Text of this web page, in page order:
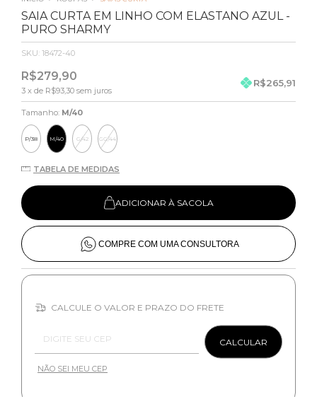
SAIA CURTA EM LINHO COM ELASTANO AZUL -
PURO SHARMY
SKU: 18472-40
R$279,90
3 x de R$93,30 sem juros
R$265,91
Tamanho: M/40
P/38 M/40 G/42 GG/44
TABELA DE MEDIDAS
ADICIONAR À SACOLA
COMPRE COM UMA CONSULTORA
CALCULE O VALOR E PRAZO DO FRETE
CALCULAR
NÃO SEI MEU CEP